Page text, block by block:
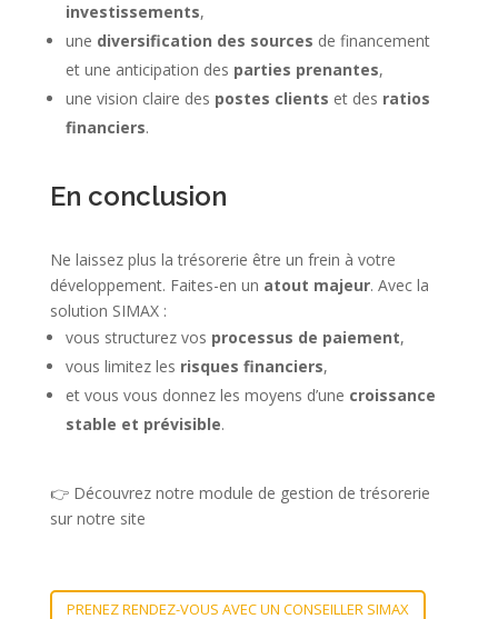
investissements,
une diversification des sources de financement
et une anticipation des parties prenantes,
une vision claire des postes clients et des ratios
financiers.
En conclusion
Ne laissez plus la trésorerie être un frein à votre
développement. Faites-en un atout majeur. Avec la
solution SIMAX :
vous structurez vos processus de paiement,
vous limitez les risques financiers,
et vous vous donnez les moyens d’une croissance
stable et prévisible.
👉 Découvrez notre module de gestion de trésorerie
sur notre site
PRENEZ RENDEZ-VOUS AVEC UN CONSEILLER SIMAX